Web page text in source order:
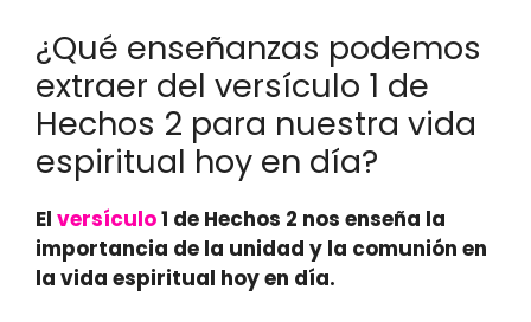
¿Qué enseñanzas podemos
extraer del versículo 1 de
Hechos 2 para nuestra vida
espiritual hoy en día?
El versículo1 de Hechos 2 nos enseña la
importancia de la unidad y la comunión en
la vida espiritual hoy en día.